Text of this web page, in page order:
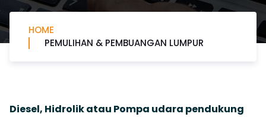
HOME
PEMULIHAN & PEMBUANGAN LUMPUR
Diesel, Hidrolik atau Pompa udara pendukung